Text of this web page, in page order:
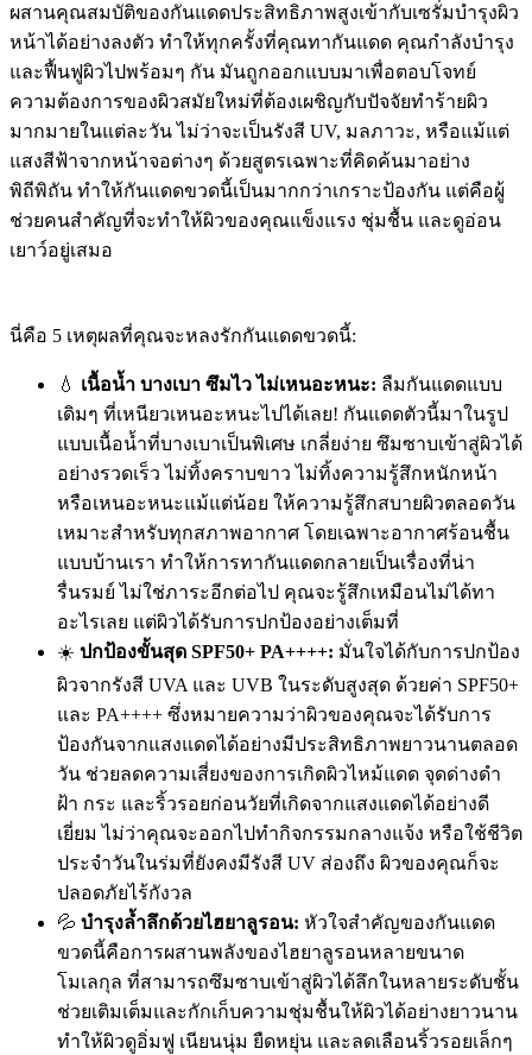
ผสานคุณสมบัติของกันแดดประสิทธิภาพสูงเข้ากับเซรั่มบำรุงผิว
หน้าได้อย่างลงตัว ทำให้ทุกครั้งที่คุณทากันแดด คุณกำลังบำรุง
และฟื้นฟูผิวไปพร้อมๆ กัน มันถูกออกแบบมาเพื่อตอบโจทย์
ความต้องการของผิวสมัยใหม่ที่ต้องเผชิญกับปัจจัยทำร้ายผิว
มากมายในแต่ละวัน ไม่ว่าจะเป็นรังสี UV, มลภาวะ, หรือแม้แต่
แสงสีฟ้าจากหน้าจอต่างๆ ด้วยสูตรเฉพาะที่คิดค้นมาอย่าง
พิถีพิถัน ทำให้กันแดดขวดนี้เป็นมากกว่าเกราะป้องกัน แต่คือผู้
ช่วยคนสำคัญที่จะทำให้ผิวของคุณแข็งแรง ชุ่มชื้น และดูอ่อน
เยาว์อยู่เสมอ
นี่คือ 5 เหตุผลที่คุณจะหลงรักกันแดดขวดนี้:
💧 เนื้อน้ำ บางเบา ซึมไว ไม่เหนอะหนะ: ลืมกันแดดแบบ
เดิมๆ ที่เหนียวเหนอะหนะไปได้เลย! กันแดดตัวนี้มาในรูป
แบบเนื้อน้ำที่บางเบาเป็นพิเศษ เกลี่ยง่าย ซึมซาบเข้าสู่ผิวได้
อย่างรวดเร็ว ไม่ทิ้งคราบขาว ไม่ทิ้งความรู้สึกหนักหน้า
หรือเหนอะหนะแม้แต่น้อย ให้ความรู้สึกสบายผิวตลอดวัน
เหมาะสำหรับทุกสภาพอากาศ โดยเฉพาะอากาศร้อนชื้น
แบบบ้านเรา ทำให้การทากันแดดกลายเป็นเรื่องที่น่า
รื่นรมย์ ไม่ใช่ภาระอีกต่อไป คุณจะรู้สึกเหมือนไม่ได้ทา
อะไรเลย แต่ผิวได้รับการปกป้องอย่างเต็มที่
☀️ ปกป้องขั้นสุด SPF50+ PA++++: มั่นใจได้กับการปกป้อง
ผิวจากรังสี UVA และ UVB ในระดับสูงสุด ด้วยค่า SPF50+
และ PA++++ ซึ่งหมายความว่าผิวของคุณจะได้รับการ
ป้องกันจากแสงแดดได้อย่างมีประสิทธิภาพยาวนานตลอด
วัน ช่วยลดความเสี่ยงของการเกิดผิวไหม้แดด จุดด่างดำ
ฝ้า กระ และริ้วรอยก่อนวัยที่เกิดจากแสงแดดได้อย่างดี
เยี่ยม ไม่ว่าคุณจะออกไปทำกิจกรรมกลางแจ้ง หรือใช้ชีวิต
ประจำวันในร่มที่ยังคงมีรังสี UV ส่องถึง ผิวของคุณก็จะ
ปลอดภัยไร้กังวล
💦 บำรุงล้ำลึกด้วยไฮยาลูรอน: หัวใจสำคัญของกันแดด
ขวดนี้คือการผสานพลังของไฮยาลูรอนหลายขนาด
โมเลกุล ที่สามารถซึมซาบเข้าสู่ผิวได้ลึกในหลายระดับชั้น
ช่วยเติมเต็มและกักเก็บความชุ่มชื้นให้ผิวได้อย่างยาวนาน
ทำให้ผิวดูอิ่มฟู เนียนนุ่ม ยืดหยุ่น และลดเลือนริ้วรอยเล็กๆ